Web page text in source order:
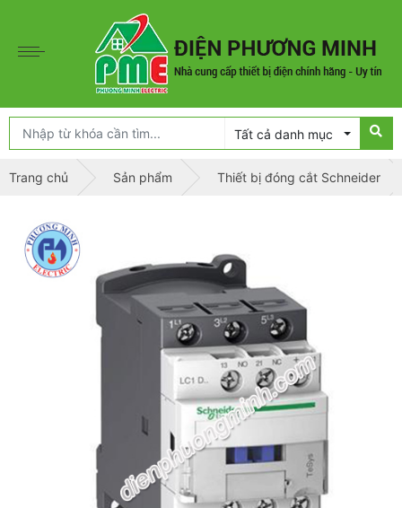
Tất cả danh mục
Trang chủ Sản phẩm Thiết bị đóng cắt Schneider